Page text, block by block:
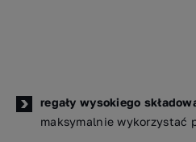
regały wysokiego
maksymalnie wykorzystać